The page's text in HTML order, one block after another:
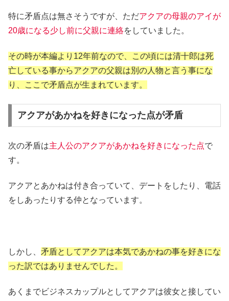
特に矛盾点は無さそうですが、ただアクアの母親のアイが
20歳になる少し前に父親に連絡をしていました。
その時が本編より12年前なので、この頃には清十郎は死
亡している事からアクアの父親は別の人物と言う事にな
り、ここで矛盾点が生まれています。
アクアがあかねを好きになった点が矛盾
次の矛盾は主人公のアクアがあかねを好きになった点で
す。
アクアとあかねは付き合っていて、デートをしたり、電話
をしあったりする仲となっています。
しかし、 矛盾としてアクアは本気であかねの事を好きにな
った訳ではありませんでした。
あくまでビジネスカップルとしてアクアは彼女と接してい